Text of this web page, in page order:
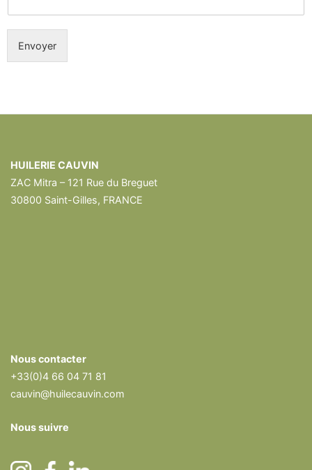
Envoyer
HUILERIE CAUVIN
ZAC Mitra – 121 Rue du Breguet
30800 Saint-Gilles, FRANCE
Nous contacter
+33(0)4 66 04 71 81
cauvin@huilecauvin.com
Nous suivre